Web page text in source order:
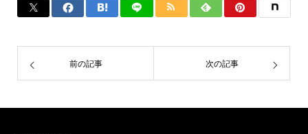
前の記事 次の記事